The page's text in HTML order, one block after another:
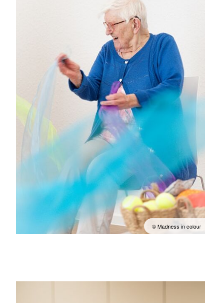
© Madness in colour